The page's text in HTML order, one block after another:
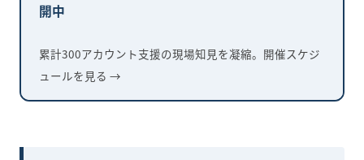
開中
累計300アカウント支援の現場知見を凝縮。開催スケジ
ュールを見る →